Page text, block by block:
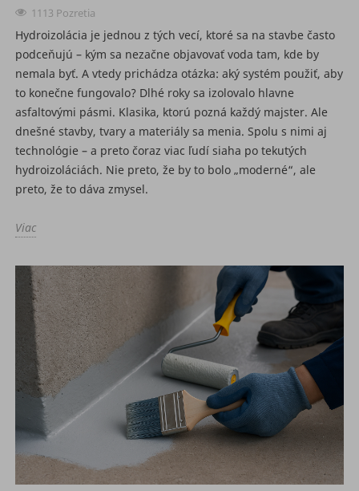
1113 Pozretia
Hydroizolácia je jednou z tých vecí, ktoré sa na stavbe často
podceňujú – kým sa nezačne objavovať voda tam, kde by
nemala byť. A vtedy prichádza otázka: aký systém použiť, aby
to konečne fungovalo? Dlhé roky sa izolovalo hlavne
asfaltovými pásmi. Klasika, ktorú pozná každý majster. Ale
dnešné stavby, tvary a materiály sa menia. Spolu s nimi aj
technológie – a preto čoraz viac ľudí siaha po tekutých
hydroizoláciách. Nie preto, že by to bolo „moderné“, ale
preto, že to dáva zmysel.
Viac